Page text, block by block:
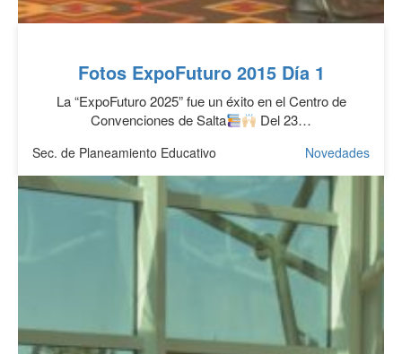
Fotos ExpoFuturo 2015 Día 1
La “ExpoFuturo 2025” fue un éxito en el Centro de
Convenciones de Salta
Del 23…
Sec. de Planeamiento Educativo Novedades